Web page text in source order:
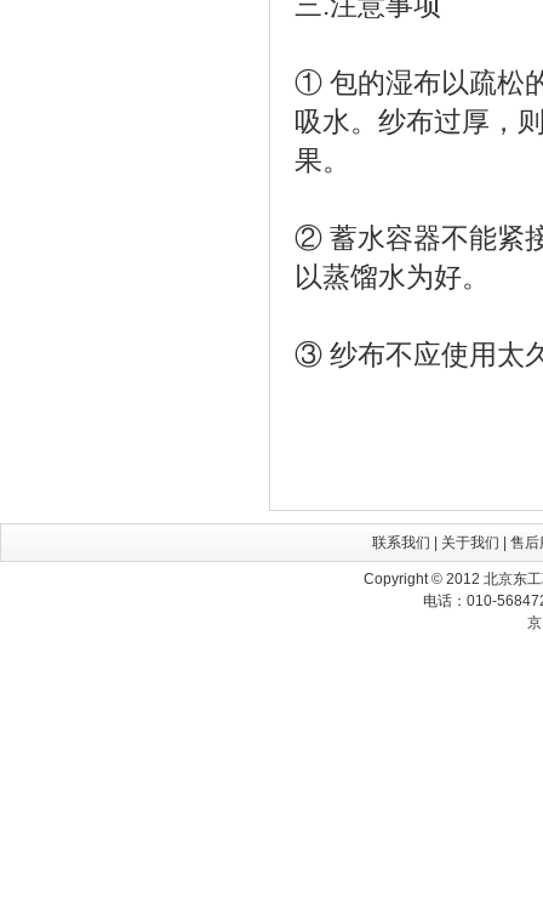
① 包的湿布以疏松
吸水。纱布过厚，
果。
② 蓄水容器不能紧
以蒸馏水为好。
③ 纱布不应使用太
联系我们 关于我们 售后
Copyright © 2012 北京东
电话：010-